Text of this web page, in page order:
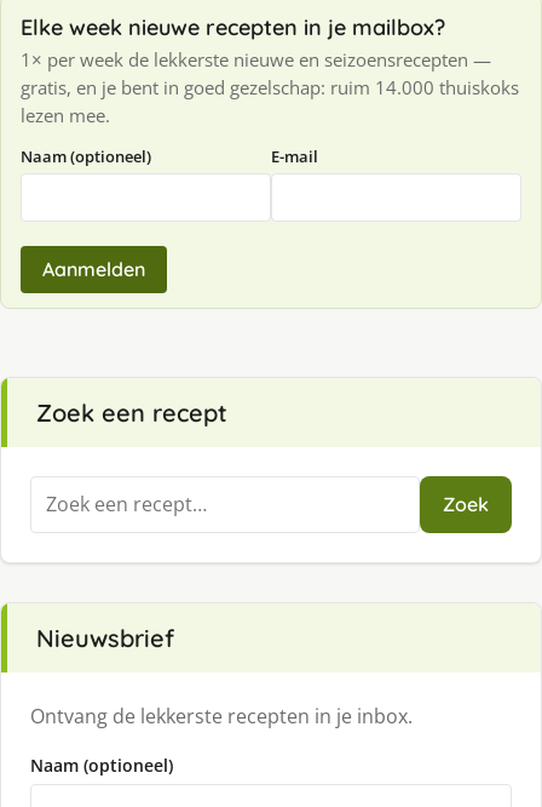
Elke week nieuwe recepten in je mailbox?
1× per week de lekkerste nieuwe en seizoensrecepten —
gratis, en je bent in goed gezelschap: ruim 14.000 thuiskoks
lezen mee.
Naam (optioneel) E-mail
Aanmelden
Zoek een recept
Zoeken
naar:
Zoek
Nieuwsbrief
Ontvang de lekkerste recepten in je inbox.
Naam (optioneel)